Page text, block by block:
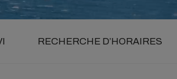
RECHERCHE D’HORAIRES